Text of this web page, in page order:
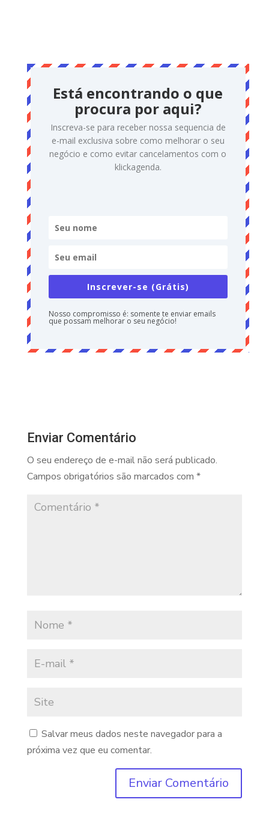
Está encontrando o que
procura por aqui?
Inscreva-se para receber nossa sequencia de
e-mail exclusiva sobre como melhorar o seu
negócio e como evitar cancelamentos com o
klickagenda.
Inscrever-se (Grátis)
Nosso compromisso é: somente te enviar emails
que possam melhorar o seu negócio!
Enviar Comentário
O seu endereço de e-mail não será publicado.
Campos obrigatórios são marcados com *
Salvar meus dados neste navegador para a
próxima vez que eu comentar.